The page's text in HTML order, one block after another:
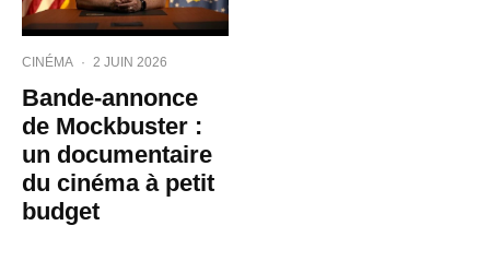
CINÉMA · 2 JUIN 2026
Bande-annonce
de Mockbuster :
un documentaire
du cinéma à petit
budget